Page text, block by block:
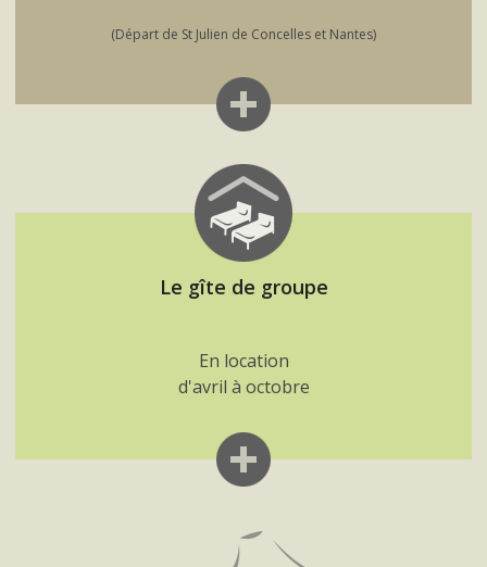
(Départ de St Julien de Concelles et Nantes)
Le gîte de groupe
En location
d'avril à octobre